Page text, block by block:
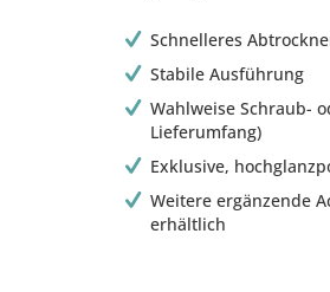
Schnelleres
Stabile Ausführung
Wahlweise Schraub-
Lieferumfang)
Exklusive,
Weitere ergänzende
erhältlich